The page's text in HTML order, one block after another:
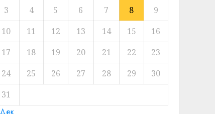
3
4 5 6 7 8
9
10
11 12 13 14 15
16
17
18 19 20 21 22
23
24
25 26 27 28 29
30
31